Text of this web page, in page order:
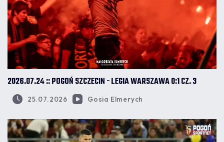
2026.07.24 :: POGOŃ SZCZECIN - LEGIA WARSZAWA 0:1 CZ. 3
25.07.2026 Gosia Elmerych